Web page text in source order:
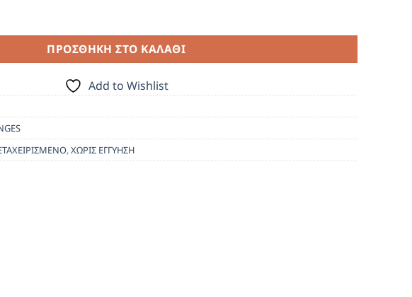
ΠΡΟΣΘΉΚΗ ΣΤΟ ΚΑΛΆΘΙ
Add to Wishlist
,ΧΩΡΙΣ ΕΓΓΥΗΣΗ